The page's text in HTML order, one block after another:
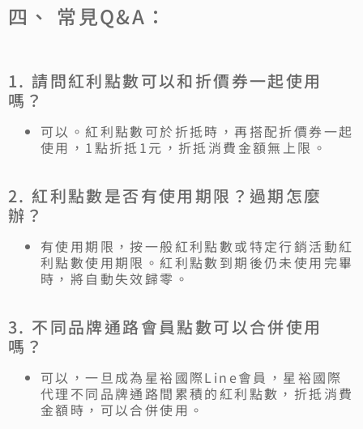
四、 常見Q&A：
1. 請問紅利點數可以和折價券一起使用
嗎？
可以。紅利點數可於折抵時，再搭配折價券一起
使用，1點折抵1元，折抵消費金額無上限。
2. 紅利點數是否有使用期限？過期怎麼
辦？
有使用期限，按一般紅利點數或特定行銷活動紅
利點數使用期限。紅利點數到期後仍未使用完畢
時，將自動失效歸零。
3. 不同品牌通路會員點數可以合併使用
嗎？
可以，一旦成為星裕國際Line會員，星裕國際
代理不同品牌通路間累積的紅利點數，折抵消費
金額時，可以合併使用。